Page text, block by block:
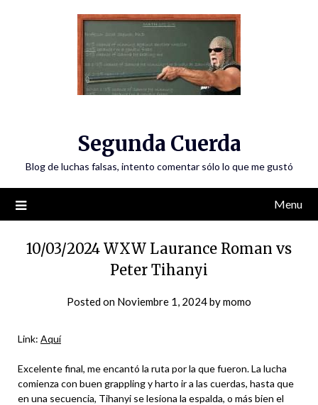
Segunda Cuerda
Blog de luchas falsas, intento comentar sólo lo que me gustó
Menu
10/03/2024 WXW Laurance Roman vs
Peter Tihanyi
Posted on Noviembre 1, 2024bymomo
Link: Aquí
Excelente final, me encantó la ruta por la que fueron. La lucha
comienza con buen grappling y harto ir a las cuerdas, hasta que
en una secuencia, Tihanyi se lesiona la espalda, o más bien el